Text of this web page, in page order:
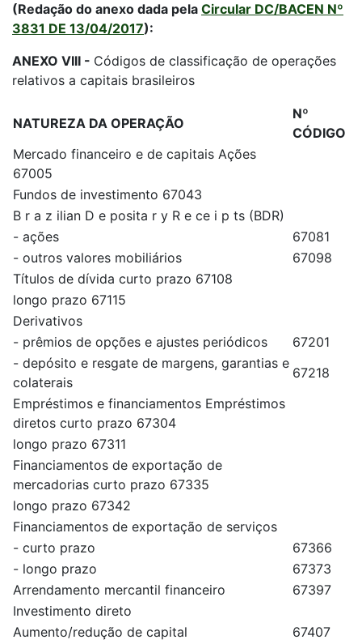
(Redação do anexo dada pela Circular DC/BACEN Nº
3831 DE 13/04/2017):
ANEXO VIII - Códigos de classificação de operações
relativos a capitais brasileiros
NATUREZA DA OPERAÇÃO
Nº
CÓDIGO
Mercado financeiro e de capitais Ações
67005
Fundos de investimento 67043
B r a z ilian D e posita r y R e ce i p ts (BDR)
- ações
67081
- outros valores mobiliários
67098
Títulos de dívida curto prazo 67108
longo prazo 67115
Derivativos
- prêmios de opções e ajustes periódicos
67201
- depósito e resgate de margens, garantias e
colaterais
67218
Empréstimos e financiamentos Empréstimos
diretos curto prazo 67304
longo prazo 67311
Financiamentos de exportação de
mercadorias curto prazo 67335
longo prazo 67342
Financiamentos de exportação de serviços
- curto prazo
67366
- longo prazo
67373
Arrendamento mercantil financeiro
67397
Investimento direto
Aumento/redução de capital
67407